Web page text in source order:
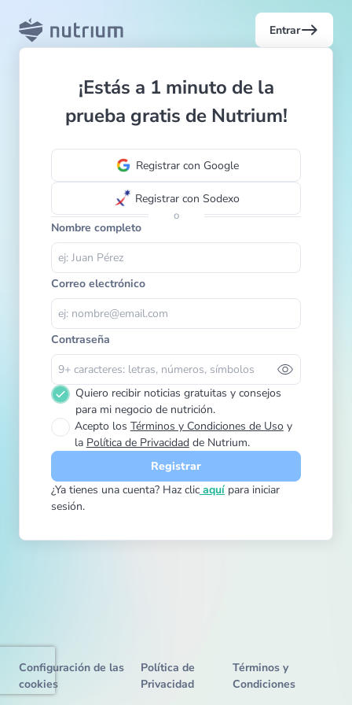
Entrareast
¡Estás a 1 minuto de la
prueba gratis de Nutrium!
Registrar con Google
Registrar con Sodexo
o
Nombre completo
Correo electrónico
Contraseña
visibility
Quiero recibir noticias gratuitas y consejos
para mi negocio de nutrición.
Acepto los Términos y Condiciones de Uso y
la Política de Privacidad de Nutrium.
Registrar
¿Ya tienes una cuenta? Haz clic aquí para iniciar
sesión.
Configuración de las
cookies
Política de
Privacidad
Términos y
Condiciones